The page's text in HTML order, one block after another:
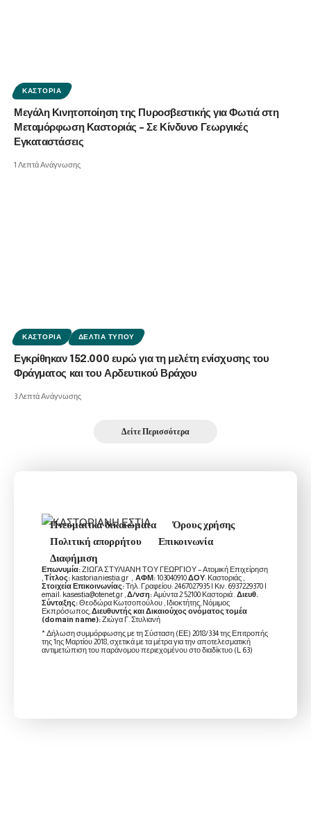
ΚΑΣΤΟΡΙΆ
Μεγάλη Κινητοποίηση της Πυροσβεστικής για Φωτιά στη
Μεταμόρφωση Καστοριάς – Σε Κίνδυνο Γεωργικές
Εγκαταστάσεις
1 Λεπτά Ανάγνωσης
ΚΑΣΤΟΡΙΆ ΔΕΛΤΊΑ ΤΎΠΟΥ
Εγκρίθηκαν 152.000 ευρώ για τη μελέτη ενίσχυσης του
Φράγματος και του Αρδευτικού Βράχου
3 Λεπτά Ανάγνωσης
Δείτε Περισσότερα
Πνευματικά δικαιώματα
Όρους χρήσης
Πολιτική απορρήτου
Επικοινωνία
Διαφήμιση
Επωνυμία:ΖΙΩΓΑ ΣΤΥΛΙΑΝΗ ΤΟΥ ΓΕΩΡΓΙΟΥ – Ατομική Επιχείρηση
,Τίτλος: kastorianiestia.gr , ΑΦΜ:103040910ΔΟΥ: Καστοριάς ,
Στοιχεία Επικοινωνίας:Τηλ. Γραφείου: 2467027935 | Κιν. 6937229370 |
email: kasestia@otenet.gr ,Δ/νση:Αμύντα 2 52100 Καστοριά .Διευθ.
Σύνταξης:Θεοδώρα Κωτσοπούλου , Ιδιοκτήτης, Νόμιμος
Εκπρόσωπος,Διευθυντής και Δικαιούχος ονόματος τομέα
(domain name):Ζιώγα Γ. Στυλιανή
* Δήλωση συμμόρφωσης με τη Σύσταση (ΕΕ) 2018/334 της Επιτροπής
της 1ης Μαρτίου 2018, σχετικά με τα μέτρα για την αποτελεσματική
αντιμετώπιση του παράνομου περιεχομένου στο διαδίκτυο (L 63)